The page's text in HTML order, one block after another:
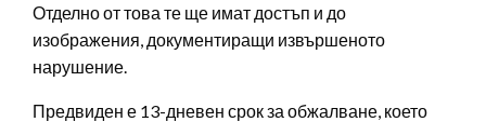
Отделно от това те ще имат достъп и до
изображения, документиращи извършеното
нарушение.
Предвиден е 13-дневен срок за обжалване, което